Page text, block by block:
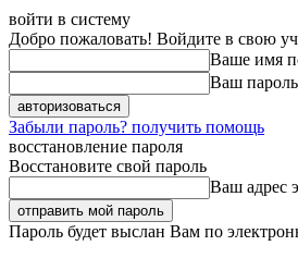
войти в систему
Добро пожаловать! Войдите в свою
Ваше имя
Ваш пароль
Забыли пароль? получить помощь
восстановление пароля
Восстановите свой пароль
Ваш адрес
Пароль будет выслан Вам по